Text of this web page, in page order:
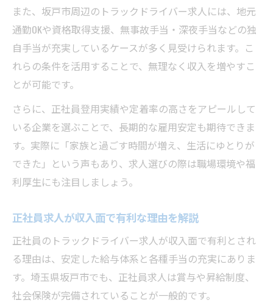
また、坂戸市周辺のトラックドライバー求人には、地元
通勤OKや資格取得支援、無事故手当・深夜手当などの独
自手当が充実しているケースが多く見受けられます。こ
れらの条件を活用することで、無理なく収入を増やすこ
とが可能です。
さらに、正社員登用実績や定着率の高さをアピールして
いる企業を選ぶことで、長期的な雇用安定も期待できま
す。実際に「家族と過ごす時間が増え、生活にゆとりが
できた」という声もあり、求人選びの際は職場環境や福
利厚生にも注目しましょう。
正社員求人が収入面で有利な理由を解説
正社員のトラックドライバー求人が収入面で有利とされ
る理由は、安定した給与体系と各種手当の充実にありま
す。埼玉県坂戸市でも、正社員求人は賞与や昇給制度、
社会保険が完備されていることが一般的です。